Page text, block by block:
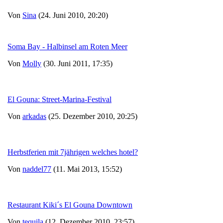
Von Sina (24. Juni 2010, 20:20)
Soma Bay - Halbinsel am Roten Meer
Von Molly (30. Juni 2011, 17:35)
El Gouna: Street-Marina-Festival
Von arkadas (25. Dezember 2010, 20:25)
Herbstferien mit 7jährigen welches hotel?
Von naddel77 (11. Mai 2013, 15:52)
Restaurant Kiki´s El Gouna Downtown